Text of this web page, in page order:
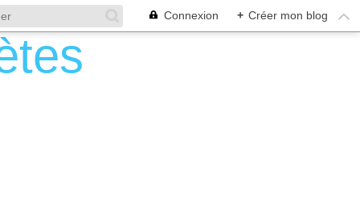
Connexion + Créer mon blog